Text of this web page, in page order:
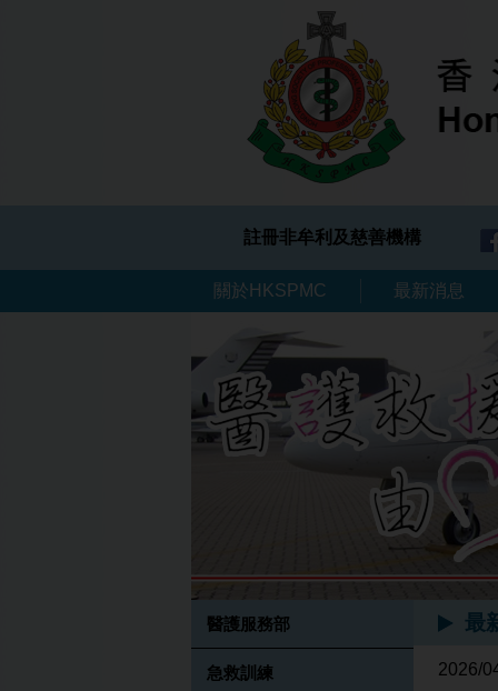
註冊非牟利及慈善機構
關於HKSPMC 最新消息
醫護服務部
急救訓練
最
2026/